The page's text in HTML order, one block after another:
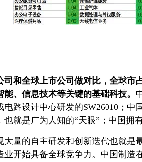
司和全球上市公司做对比，全球市
、信息技术等关键的基础科技。
电路设计中心研发的SW26010；
就是广为人知的“天眼”；中国拥
大量的自主研发和创新迭代也就是
业开始具备全球竞争力。中国制造